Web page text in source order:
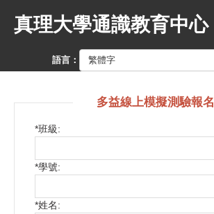
真理大學通識教育中心
語言：
多益線上模擬測驗報名
*班級:
*學號:
*姓名: